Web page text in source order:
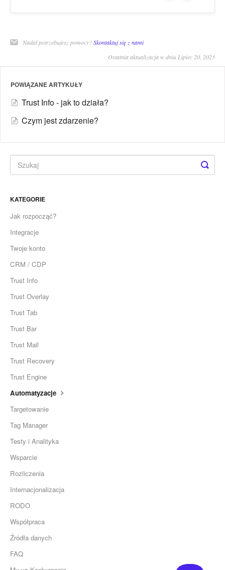
Nadal potrzebujesz pomocy?Skontaktuj się z nami
Ostatnia aktualizacja w dniu Lipiec 20, 2023
POWIĄZANE ARTYKUŁY
Trust Info - jak to działa?
Czym jest zdarzenie?
KATEGORIE
Jak rozpocząć?
Integracje
Twoje konto
CRM / CDP
Trust Info
Trust Overlay
Trust Tab
Trust Bar
Trust Mail
Trust Recovery
Trust Engine
Automatyzacje
Targetowanie
Tag Manager
Testy i Analityka
Wsparcie
Rozliczenia
Internacjonalizacja
RODO
Współpraca
Źródła danych
FAQ